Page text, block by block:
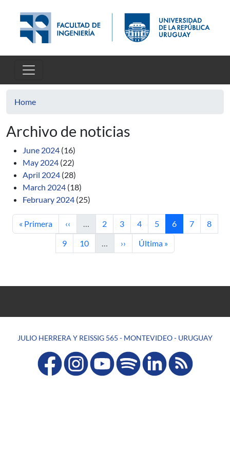
Home
Archivo de noticias
June 2024 (16)
May 2024 (22)
April 2024 (28)
March 2024 (18)
February 2024 (25)
First page
« Primera Previous page
‹‹ … Page
2 Page
3 Page
4 Page
5 Current page
6 Page
7 Page
8
Page
9 Page
10 … Next page
›› Last page
Última »
JULIO HERRERA Y REISSIG 565 - MONTEVIDEO - URUGUAY